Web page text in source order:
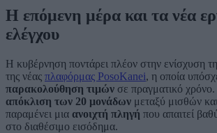
Η επόμενη μέρα και τα νέα
ελέγχου
Η κυβέρνηση ποντάρει πλέον στην ενίσχυση
της νέας πλαφόρμας PosoKanei, η οποία
παρακολούθηση τιμών σε πραγματικό
απόκλιση των 20 μονάδων μεταξύ μισθών
παραμένει μια ανοιχτή πληγή που απαιτεί
στο διαθέσιμο εισόδημα.